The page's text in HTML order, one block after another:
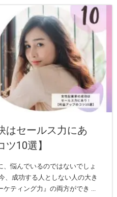
はセールス力にあ
10選】
悩んでいるのではないでしょ
、成功する人としない人の大き
ティング力』の両方ができ ...